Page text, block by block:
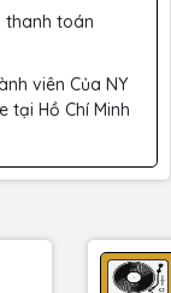
thanh toán
viên Của NY
tại Hồ Chí Minh